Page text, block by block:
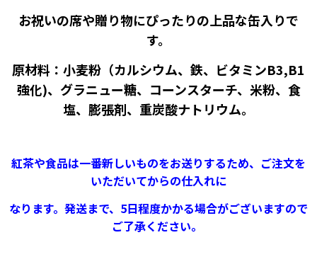
お祝いの席や贈り物にぴったりの上品な缶入りで
す。
原材料：小麦粉（カルシウム、鉄、ビタミンB3,B1
強化)、グラニュー糖、コーンスターチ、米粉、食
塩、膨張剤、重炭酸ナトリウム。
紅茶や食品は一番新しいものをお送りするため、ご注文を
いただいてからの仕入れに
なります。 発送まで、5日程度かかる場合がございますので
ご了承ください。